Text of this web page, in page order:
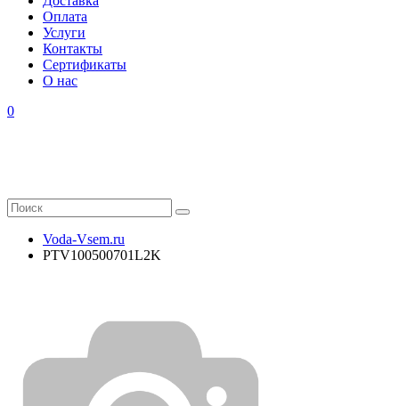
Оплата
Услуги
Контакты
Cертификаты
О нас
0
Voda-Vsem.ru
PTV100500701L2K